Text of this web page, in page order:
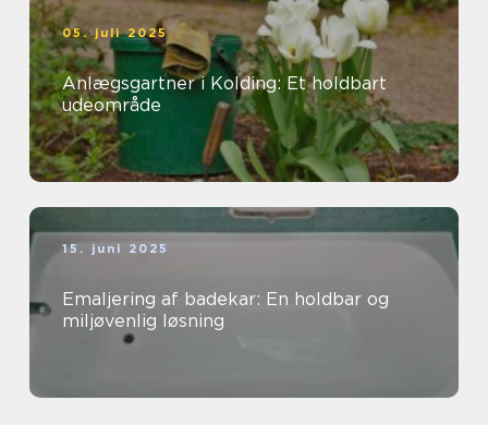
05. juli 2025
Anlægsgartner i Kolding: Et holdbart
udeområde
15. juni 2025
Emaljering af badekar: En holdbar og
miljøvenlig løsning